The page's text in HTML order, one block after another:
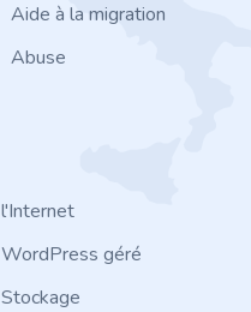
Aide à la migration
Abuse
l'Internet
WordPress géré
Stockage